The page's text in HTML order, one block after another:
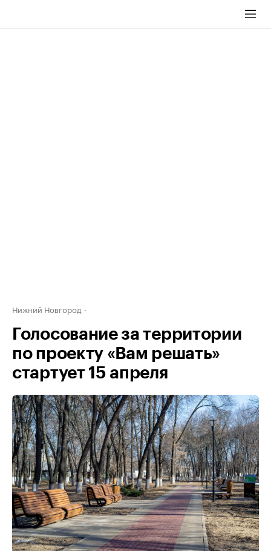
Нижний Новгород
Голосование за территории
по проекту «Вам решать»
стартует 15 апреля